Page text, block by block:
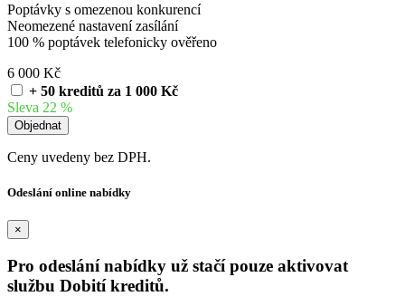
Poptávky s omezenou konkurencí
Neomezené nastavení zasílání
100 % poptávek telefonicky ověřeno
6 000 Kč
+ 50 kreditů za 1 000 Kč
Sleva 22 %
Ceny uvedeny bez DPH.
Odeslání online nabídky
×
Pro odeslání nabídky už stačí pouze aktivovat
službu Dobití kreditů.